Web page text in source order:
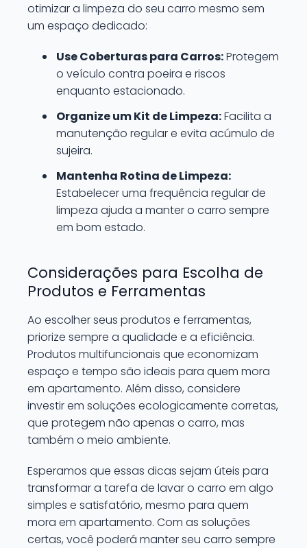
otimizar a limpeza do seu carro mesmo sem
um espaço dedicado:
Use Coberturas para Carros:Protegem
o veículo contra poeira e riscos
enquanto estacionado.
Organize um Kit de Limpeza:Facilita a
manutenção regular e evita acúmulo de
sujeira.
Mantenha Rotina de Limpeza:
Estabelecer uma frequência regular de
limpeza ajuda a manter o carro sempre
em bom estado.
Considerações para Escolha de
Produtos e Ferramentas
Ao escolher seus produtos e ferramentas,
priorize sempre a qualidade e a eficiência.
Produtos multifuncionais que economizam
espaço e tempo são ideais para quem mora
em apartamento. Além disso, considere
investir em soluções ecologicamente corretas,
que protegem não apenas o carro, mas
também o meio ambiente.
Esperamos que essas dicas sejam úteis para
transformar a tarefa de lavar o carro em algo
simples e satisfatório, mesmo para quem
mora em apartamento. Com as soluções
certas, você poderá manter seu carro sempre